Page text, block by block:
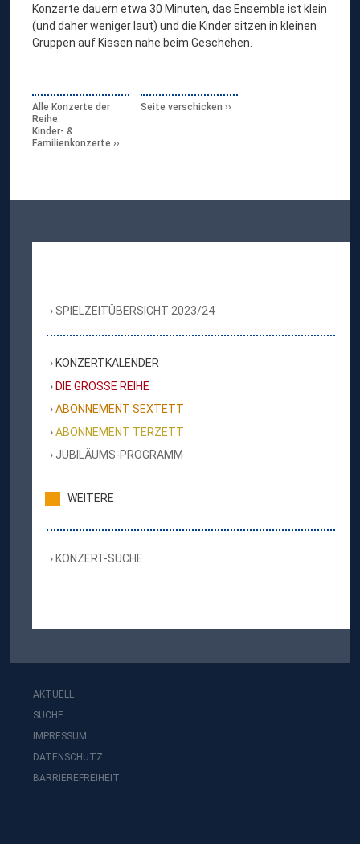
Konzerte dauern etwa 30 Minuten, das Ensemble ist klein
(und daher weniger laut) und die Kinder sitzen in kleinen
Gruppen auf Kissen nahe beim Geschehen.
Alle Konzerte der
Reihe:
Kinder- &
Familienkonzerte
Seite verschicken
SPIELZEITÜBERSICHT 2023/24
KONZERTKALENDER
DIE GROSSE REIHE
ABONNEMENT SEXTETT
ABONNEMENT TERZETT
JUBILÄUMS-PROGRAMM
WEITERE
KONZERT-SUCHE
AKTUELL
SUCHE
IMPRESSUM
DATENSCHUTZ
BARRIEREFREIHEIT